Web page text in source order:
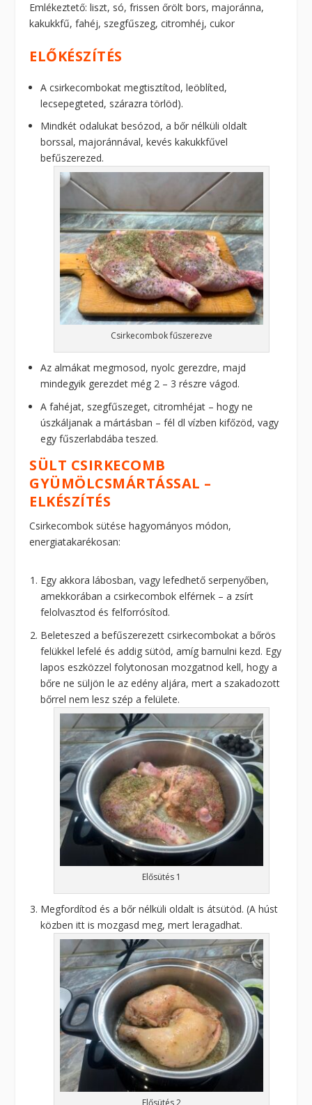
Emlékeztető: liszt, só, frissen őrölt bors, majoránna,
kakukkfű, fahéj, szegfűszeg, citromhéj, cukor
ELŐKÉSZÍTÉS
A csirkecombokat megtisztítod, leöblíted,
lecsepegteted, szárazra törlöd).
Mindkét odalukat besózod, a bőr nélküli oldalt
borssal, majoránnával, kevés kakukkfűvel
befűszerezed.
Csirkecombok fűszerezve
Az almákat megmosod, nyolc gerezdre, majd
mindegyik gerezdet még 2 – 3 részre vágod.
A fahéjat, szegfűszeget, citromhéjat – hogy ne
úszkáljanak a mártásban – fél dl vízben kifőzöd, vagy
egy fűszerlabdába teszed.
SÜLT CSIRKECOMB
GYÜMÖLCSMÁRTÁSSAL –
ELKÉSZÍTÉS
Csirkecombok sütése hagyományos módon,
energiatakarékosan:
Egy akkora lábosban, vagy lefedhető serpenyőben,
amekkorában a csirkecombok elférnek – a zsírt
felolvasztod és felforrósítod.
Beleteszed a befűszerezett csirkecombokat a bőrös
felükkel lefelé és addig sütöd, amíg barnulni kezd. Egy
lapos eszközzel folytonosan mozgatnod kell, hogy a
bőre ne süljön le az edény aljára, mert a szakadozott
bőrrel nem lesz szép a felülete.
Elősütés 1
Megfordítod és a bőr nélküli oldalt is átsütöd. (A húst
közben itt is mozgasd meg, mert leragadhat.